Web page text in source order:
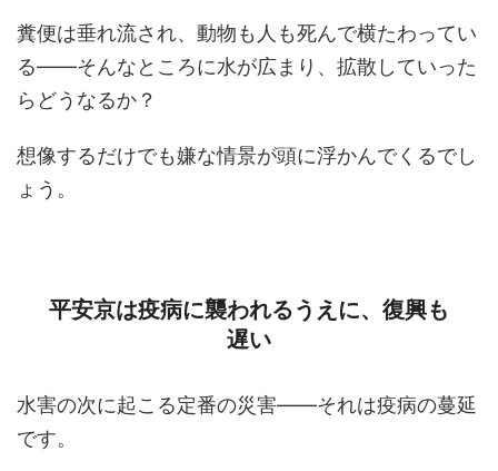
糞便は垂れ流され、動物も人も死んで横たわってい
る――そんなところに水が広まり、拡散していった
らどうなるか？
想像するだけでも嫌な情景が頭に浮かんでくるでし
ょう。
平安京は疫病に襲われるうえに、復興も
遅い
水害の次に起こる定番の災害――それは疫病の蔓延
です。